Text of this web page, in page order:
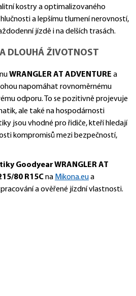
kostry a optimalizovaného
a lepšímu tlumení nerovností,
jízdě i na delších trasách.
DLOUHÁ ŽIVOTNOST
WRANGLER AT ADVENTURE a
napomáhat rovnoměrnému
odporu. To se pozitivně projevuje
ale také na hospodárnosti
jsou vhodné pro řidiče, kteří hledají
kompromisů mezi bezpečností,
Goodyear WRANGLER AT
80 R15Cna Mikona.eua
a ověřené jízdní vlastnosti.